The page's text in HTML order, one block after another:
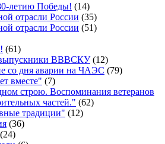
летию Победы! (14)
отрасли России (35)
отрасли России (51)
(61)
ВВВСКУ(12)
со дня аварии на ЧАЭС (79)
вместе" (7)
строю. Воспоминания ветеранов
частей." (62)
традиции" (12)
(36)
(24)